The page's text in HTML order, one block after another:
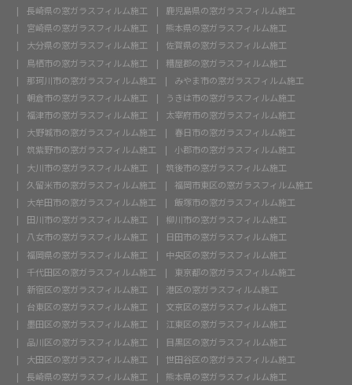
長崎県の窓ガラスフィルム施工
鹿児島県の窓ガラスフィルム施工
宮崎県の窓ガラスフィルム施工
熊本県の窓ガラスフィルム施工
大分県の窓ガラスフィルム施工
佐賀県の窓ガラスフィルム施工
鳥栖市の窓ガラスフィルム施工
糟屋郡の窓ガラスフィルム施工
那珂川市の窓ガラスフィルム施工
みやま市の窓ガラスフィルム施工
朝倉市の窓ガラスフィルム施工
うきは市の窓ガラスフィルム施工
福津市の窓ガラスフィルム施工
太宰府市の窓ガラスフィルム施工
大野城市の窓ガラスフィルム施工
春日市の窓ガラスフィルム施工
筑紫野市の窓ガラスフィルム施工
小郡市の窓ガラスフィルム施工
大川市の窓ガラスフィルム施工
筑後市の窓ガラスフィルム施工
久留米市の窓ガラスフィルム施工
福岡市東区の窓ガラスフィルム施工
大牟田市の窓ガラスフィルム施工
飯塚市の窓ガラスフィルム施工
田川市の窓ガラスフィルム施工
柳川市の窓ガラスフィルム施工
八女市の窓ガラスフィルム施工
日田市の窓ガラスフィルム施工
福岡県の窓ガラスフィルム施工
中央区の窓ガラスフィルム施工
千代田区の窓ガラスフィルム施工
東京都の窓ガラスフィルム施工
新宿区の窓ガラスフィルム施工
港区の窓ガラスフィルム施工
台東区の窓ガラスフィルム施工
文京区の窓ガラスフィルム施工
墨田区の窓ガラスフィルム施工
江東区の窓ガラスフィルム施工
品川区の窓ガラスフィルム施工
目黒区の窓ガラスフィルム施工
大田区の窓ガラスフィルム施工
世田谷区の窓ガラスフィルム施工
長崎県の窓ガラスフィルム施工
熊本県の窓ガラスフィルム施工